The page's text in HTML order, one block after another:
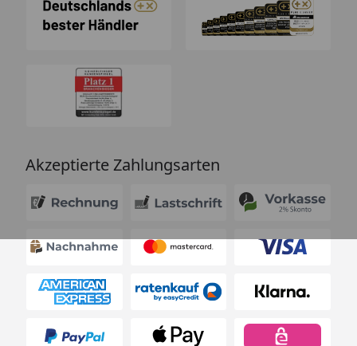
Akzeptierte Zahlungsarten